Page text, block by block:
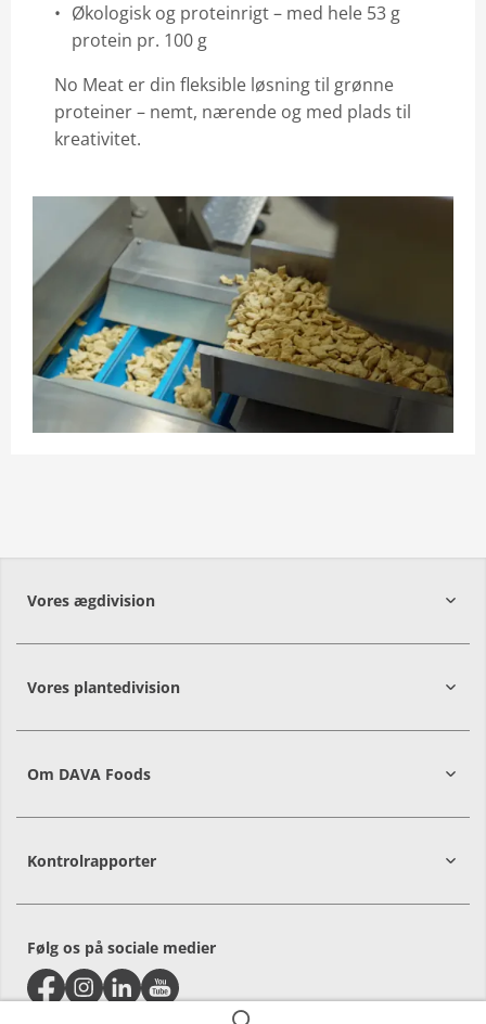
Økologisk og proteinrigt – med hele 53 g
protein pr. 100 g
No Meat er din fleksible løsning til grønne
proteiner – nemt, nærende og med plads til
kreativitet.
Vores ægdivision
Vores plantedivision
Om DAVA Foods
Kontrolrapporter
Følg os på sociale medier